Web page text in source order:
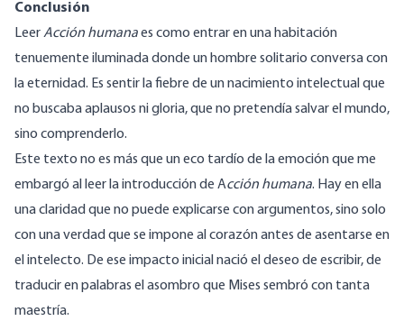
Conclusión
LeerAcción humanaes como entrar en una habitación
tenuemente iluminada donde un hombre solitario conversa con
la eternidad. Es sentir la fiebre de un nacimiento intelectual que
no buscaba aplausos ni gloria, que no pretendía salvar el mundo,
sino comprenderlo.
Este texto no es más que un eco tardío de la emoción que me
embargó al leer la introducción de Acción humana. Hay en ella
una claridad que no puede explicarse con argumentos, sino solo
con una verdad que se impone al corazón antes de asentarse en
el intelecto. De ese impacto inicial nació el deseo de escribir, de
traducir en palabras el asombro que Mises sembró con tanta
maestría.